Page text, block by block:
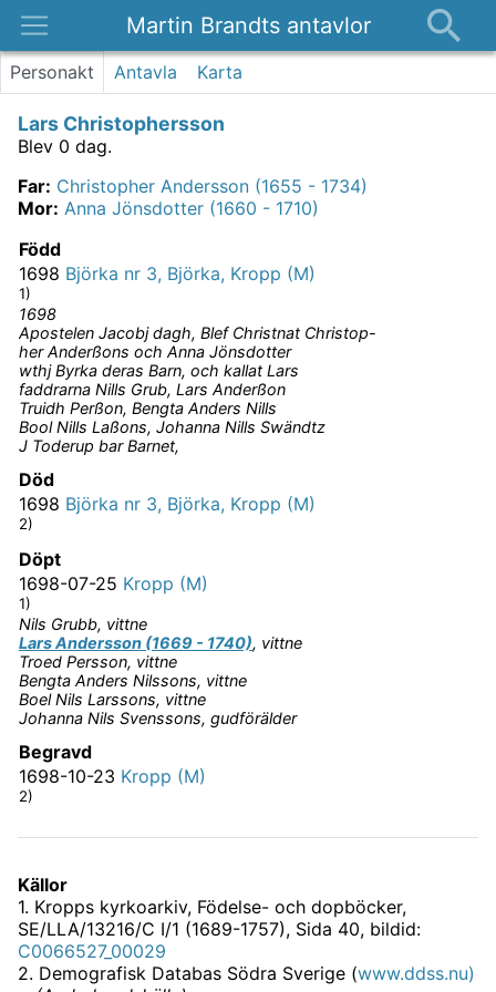
Martin Brandts antavlor
Platser
Om
Kontakt
Personakt Antavla Karta
Lars Christophersson
Blev 0 dag.
Far: Christopher Andersson (1655 - 1734)
Mor: Anna Jönsdotter (1660 - 1710)
Född
1698 Björka nr 3, Björka, Kropp (M)
1)
1698
Apostelen Jacobj dagh, Blef Christnat Christop-
her Anderßons och Anna Jönsdotter
wthj Byrka deras Barn, och kallat Lars
faddrarna Nills Grub, Lars Anderßon
Truidh Perßon, Bengta Anders Nills
Bool Nills Laßons, Johanna Nills Swändtz
J Toderup bar Barnet,
Död
1698 Björka nr 3, Björka, Kropp (M)
2)
Döpt
1698-07-25 Kropp (M)
1)
Nils Grubb, vittne
Lars Andersson (1669 - 1740), vittne
Troed Persson, vittne
Bengta Anders Nilssons, vittne
Boel Nils Larssons, vittne
Johanna Nils Svenssons, gudförälder
Begravd
1698-10-23 Kropp (M)
2)
Källor
1. Kropps kyrkoarkiv, Födelse- och dopböcker,
SE/LLA/13216/C I/1 (1689-1757), Sida 40, bildid:
C0066527_00029
2. Demografisk Databas Södra Sverige (www.ddss.nu)